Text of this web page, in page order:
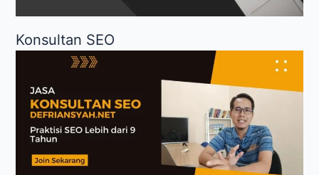
Konsultan SEO